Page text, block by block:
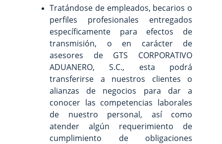
Tratándose de empleados, becarios o
perfiles profesionales entregados
específicamente para efectos de
transmisión, o en carácter de
asesores de GTS CORPORATIVO
ADUANERO, S.C., esta podrá
transferirse a nuestros clientes o
alianzas de negocios para dar a
conocer las competencias laborales
de nuestro personal, así como
atender algún requerimiento de
cumplimiento de obligaciones